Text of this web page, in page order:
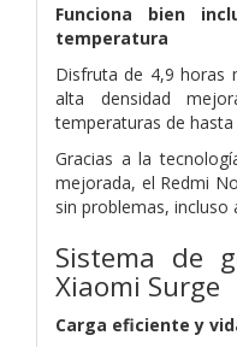
Funciona bien
temperatura
Disfruta de 4,9 horas
alta densidad
temperaturas de hasta
Gracias a la
mejorada, el Redmi
sin problemas, incluso
Sistema de
Xiaomi Surge
Carga eficiente y